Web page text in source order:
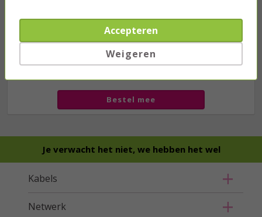
we hebben hetwel
Bestel mee
Je verwacht het niet, we hebben het wel
Kabels
Netwerk
Accepteren
Weigeren